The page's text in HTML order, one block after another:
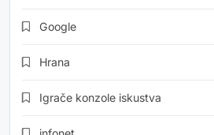
Google
Hrana
Igrače konzole iskustva